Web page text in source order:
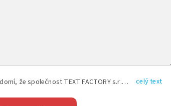
Vyplněním shora uvedených údajů beru na vědomí, že společnost TEXT FACTORY s.r.o., sídlem Brno, Durďákova 336/29, Černá Pole, PSČ: 613 00, IČ: 06157831, zapsané u Krajského soudu v Brně, oddíl C, vložka 100399, bude zpracovávat mé osobní údaje uvedené v rámci mnou vyplněného registračního formuláře na základě oprávněných zájmů TEXT FACTORY s.r.o. dle čl. 6 odst. 1 písm. f) GDPR a pro splnění právních povinností (čl. 6 odst. 1 písm. c) GDPR), a to pro tyto účely: nezbytnost zajistit oprávnění návštěvníka webových stránek provozovaných společností TEXT FACTORY s.r.o. přispívat aktivně ke zveřejněným článkům nebo v rámci diskusních fór a výkon práv TEXT FACTORY s.r.o. jako administrátora těchto diskusních fór. Více informací o zpracování osobních údajů a právech lze nalézt v celý text